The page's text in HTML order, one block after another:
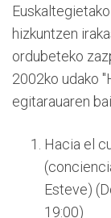
hizkuntzen
ordubeteko
2002ko udako
egitarauaren
Hacia el
Esteve)
19:00)